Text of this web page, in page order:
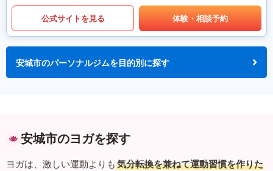
公式サイトを見る 体験・相談予約
安城市のパーソナルジムを目的別に探す
安城市のヨガを探す
ヨガは、激しい運動よりも 気分転換を兼ねて運動習慣を作りた